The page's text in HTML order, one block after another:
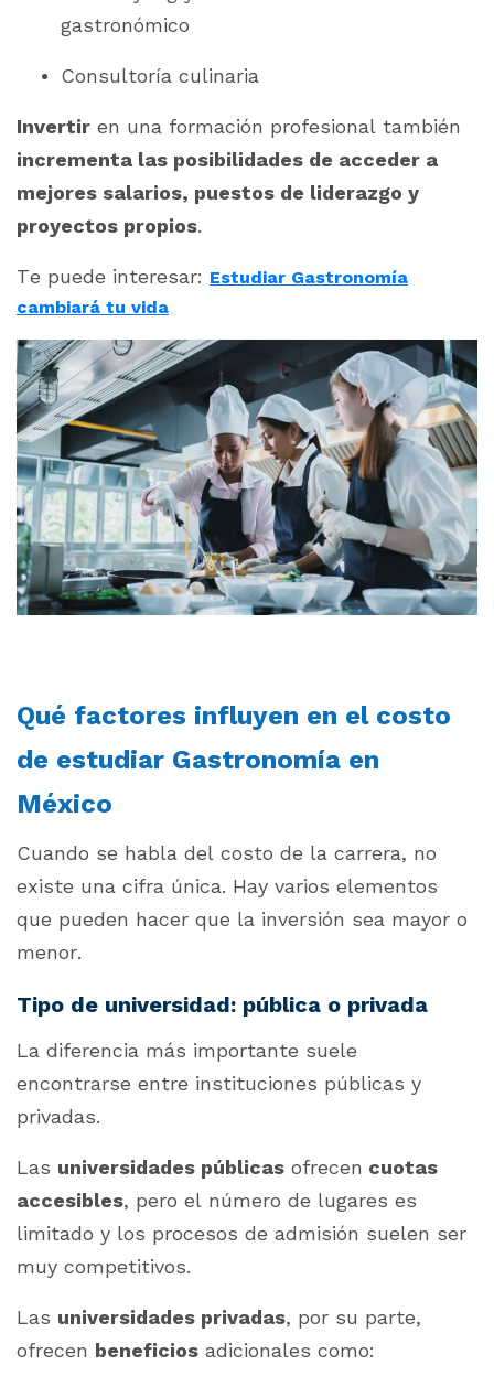
gastronómico
Consultoría culinaria
Invertir en una formación profesional también
incrementa las posibilidades de acceder a
mejores salarios, puestos de liderazgo y
proyectos propios.
Te puede interesar: Estudiar Gastronomía
cambiará tu vida
Qué factores influyen en el costo
de estudiar Gastronomía en
México
Cuando se habla del costo de la carrera, no
existe una cifra única. Hay varios elementos
que pueden hacer que la inversión sea mayor o
menor.
Tipo de universidad: pública o privada
La diferencia más importante suele
encontrarse entre instituciones públicas y
privadas.
Las universidades públicas ofrecen cuotas
accesibles, pero el número de lugares es
limitado y los procesos de admisión suelen ser
muy competitivos.
Las universidades privadas, por su parte,
ofrecen beneficios adicionales como: